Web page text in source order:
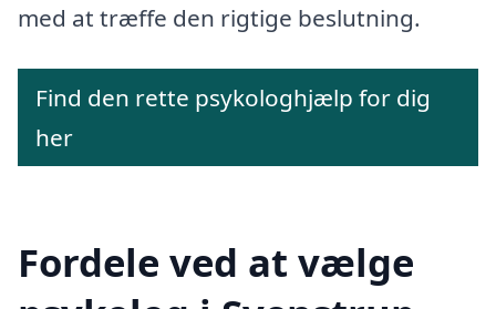
med at træffe den rigtige beslutning.
Find den rette psykologhjælp for dig
her
Fordele ved at vælge